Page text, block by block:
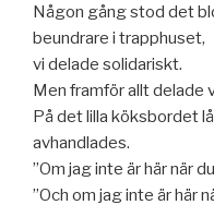
Någon gång stod det
beundrare i trapphuset,
vi delade solidariskt.
Men framför allt delade
På det lilla köksbordet
avhandlades.
”Om jag inte är här när
”Och om jag inte är här